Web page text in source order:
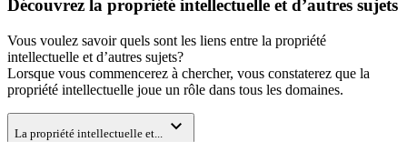
Découvrez la propriété intellectuelle et d’autres sujets
Vous voulez savoir quels sont les liens entre la propriété
intellectuelle et d’autres sujets?
Lorsque vous commencerez à chercher, vous constaterez que la
propriété intellectuelle joue un rôle dans tous les domaines.
La propriété intellectuelle et... expand_more